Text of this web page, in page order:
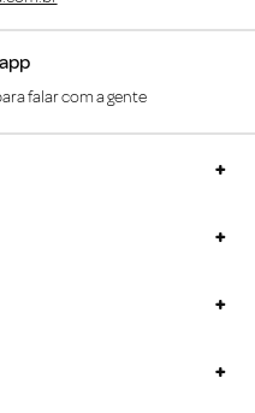
falar com a gente
+
+
+
+